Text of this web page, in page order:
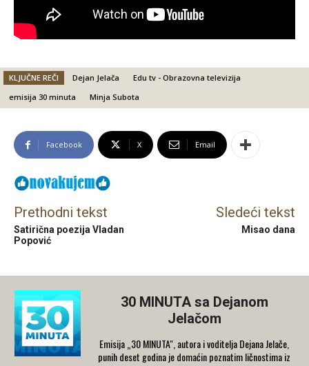
KLJUČNE REČI Dejan Jelača
Edu tv - Obrazovna televizija
emisija 30 minuta
Minja Subota
Facebook X Email
Prethodni tekst
Satirična poezija Vladan
Popović
Sledeći tekst
Misao dana
30 MINUTA sa Dejanom
Jelačom
Emisija „30 MINUTA", autora i voditelja Dejana Jelače,
punih deset godina je domaćin poznatim ličnostima iz